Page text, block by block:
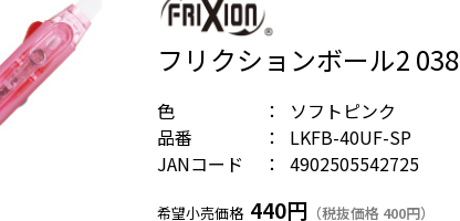
フリクションボール2 038
色
ソフトピンク
品番
LKFB-40UF-SP
JANコード
4902505542725
希望小売価格 440円 （税抜価格 400円）